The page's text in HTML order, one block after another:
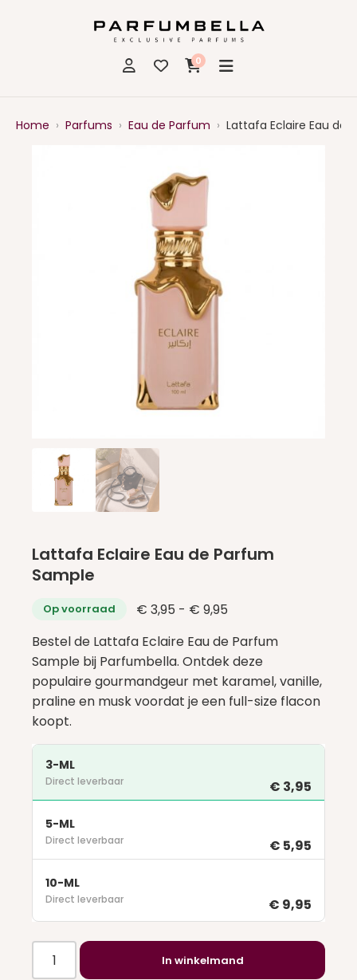
0
Home › Parfums › Eau de Parfum › Lattafa Eclaire Eau de
Lattafa Eclaire Eau de Parfum
Sample
Op voorraad € 3,95 - € 9,95
tot
€ 9,95
Bestel de Lattafa Eclaire Eau de Parfum
Sample bij Parfumbella. Ontdek deze
populaire gourmandgeur met karamel, vanille,
praline en musk voordat je een full-size flacon
koopt.
3-ML
Direct leverbaar € 3,95
5-ML
Direct leverbaar € 5,95
10-ML
Direct leverbaar € 9,95
Eclaire
In winkelmand